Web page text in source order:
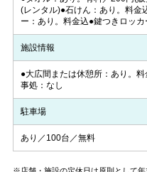
(レンタル)●石けん：あり。料金
ー：あり。料金込●鍵つきロッ
施設情報
●大広間または休憩所：あり。
事処：なし
駐車場
あり／100台／無料